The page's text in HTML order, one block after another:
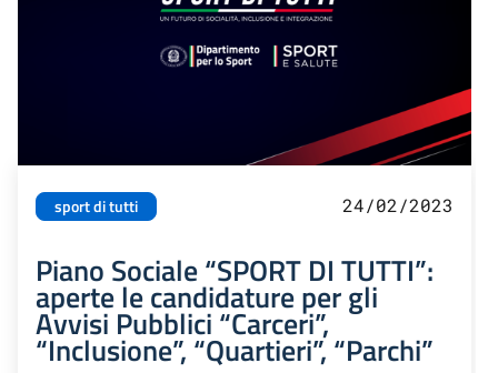
sport di tutti 24/02/2023
Piano Sociale “SPORT DI TUTTI”:
aperte le candidature per gli
Avvisi Pubblici “Carceri”,
“Inclusione”, “Quartieri”, “Parchi”